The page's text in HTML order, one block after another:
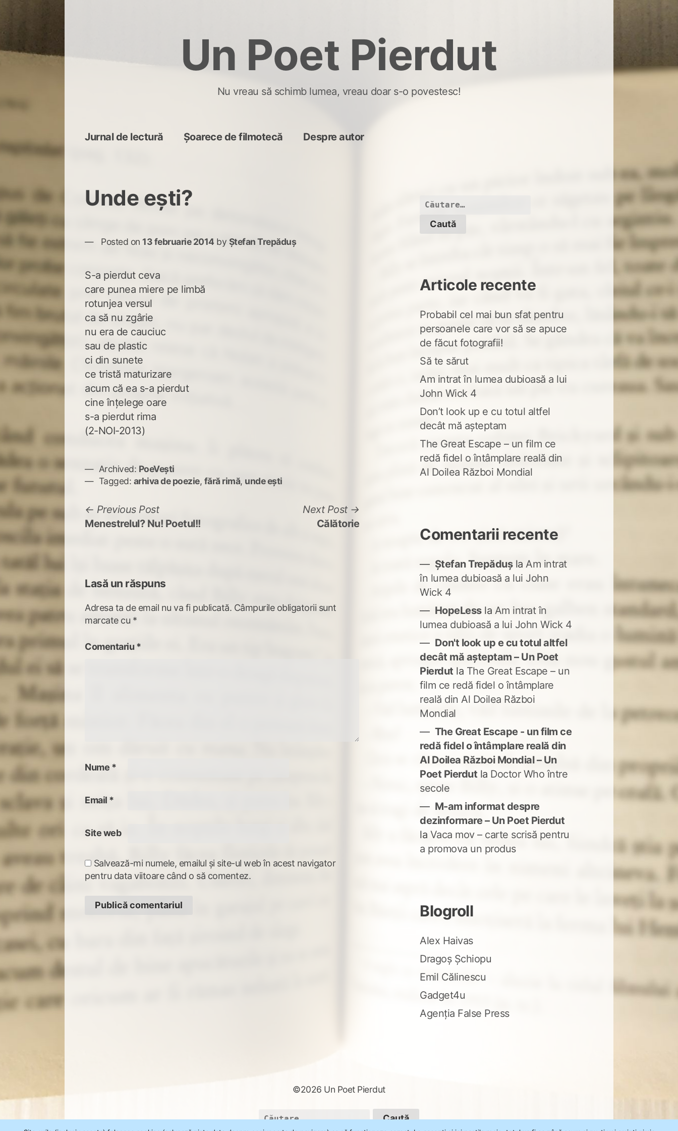
Un Poet Pierdut
Nu vreau să schimb lumea, vreau doar s-o povestesc!
Jurnal de lectură Șoarece de filmotecă Despre autor
Unde eşti?
Posted on 13 februarie 2014 by Ștefan Trepăduș
S-a pierdut ceva
care punea miere pe limbă
rotunjea versul
ca să nu zgârie
nu era de cauciuc
sau de plastic
ci din sunete
ce tristă maturizare
acum că ea s-a pierdut
cine înţelege oare
s-a pierdut rima
(2-NOI-2013)
Archived: PoeVești
Tagged: arhiva de poezie, fără rimă, unde ești
Navigare
în
Previous PostPrevious
post:
Menestrelul? Nu! Poetul!!
Next Post
post:
Călătorie
Lasă un răspuns
Adresa ta de email nu va fi publicată. Câmpurile obligatorii sunt
marcate cu *
Comentariu *
Nume *
Email *
Site web
Salvează-mi numele, emailul și site-ul web în acest navigator
pentru data viitoare când o să comentez.
Caută
Articole recente
Probabil cel mai bun sfat pentru
persoanele care vor să se apuce
de făcut fotografii!
Să te sărut
Am intrat în lumea dubioasă a lui
John Wick 4
Don’t look up e cu totul altfel
decât mă așteptam
The Great Escape – un film ce
redă fidel o întâmplare reală din
Al Doilea Război Mondial
Comentarii recente
Ștefan Trepădușla Am intrat
în lumea dubioasă a lui John
Wick 4
HopeLessla Am intrat în
lumea dubioasă a lui John Wick 4
Don't look up e cu totul altfel
decât mă așteptam – Un Poet
Pierdut la The Great Escape – un
film ce redă fidel o întâmplare
reală din Al Doilea Război
Mondial
The Great Escape - un film ce
redă fidel o întâmplare reală din
Al Doilea Război Mondial – Un
Poet Pierdut la Doctor Who între
secole
M-am informat despre
dezinformare – Un Poet Pierdut
la Vaca mov – carte scrisă pentru
a promova un produs
Blogroll
Alex Haivas
Dragoș Șchiopu
Emil Călinescu
Gadget4u
Agenția False Press
©2026 Un Poet Pierdut
Caută